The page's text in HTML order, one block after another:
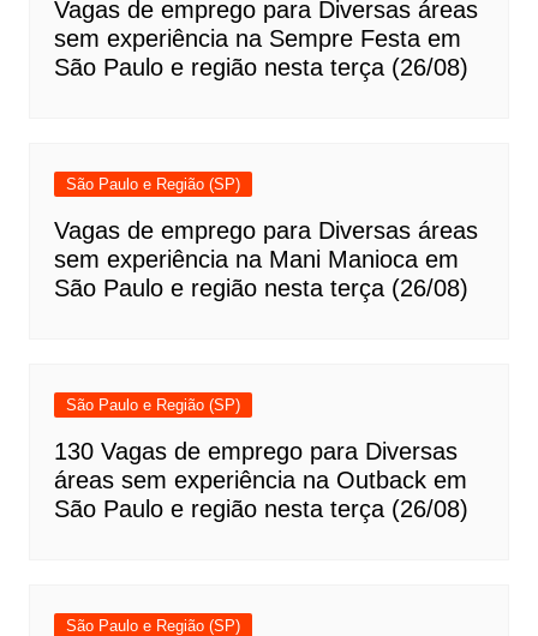
Vagas de emprego para Diversas áreas
sem experiência na Sempre Festa em
São Paulo e região nesta terça (26/08)
São Paulo e Região (SP)
Vagas de emprego para Diversas áreas
sem experiência na Mani Manioca em
São Paulo e região nesta terça (26/08)
São Paulo e Região (SP)
130 Vagas de emprego para Diversas
áreas sem experiência na Outback em
São Paulo e região nesta terça (26/08)
São Paulo e Região (SP)